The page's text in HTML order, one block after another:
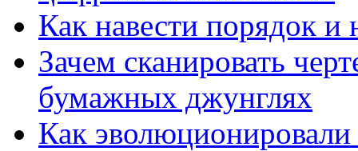
Как навести порядок и
Зачем сканировать
бумажных джунглях
Как